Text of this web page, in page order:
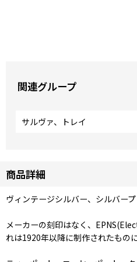
関連グループ
サルヴァ、トレイ
商品詳細
ヴィンテージシルバー、シルバー
メーカーの刻印はなく、
れは1920年以降に制作されたもの